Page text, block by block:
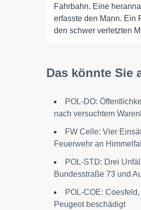
Fahrbahn. Eine
erfasste den Mann. Ein
den schwer verletzten
Das könnte Sie
POL-DO:
nach versuchtem
FW Celle: Vier
Feuerwehr an
POL-STD: Drei
Bundesstraße 73 und
POL-COE:
Peugeot beschädigt